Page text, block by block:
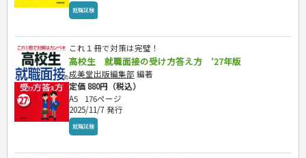
就職試験
これ１冊で対策は完璧！
高校生 就職面接の受け方答え方 ’27年版
成美堂出版編集部 編著
定価 880円（税込）
A5
176ページ
2025/11/7 発行
就職試験